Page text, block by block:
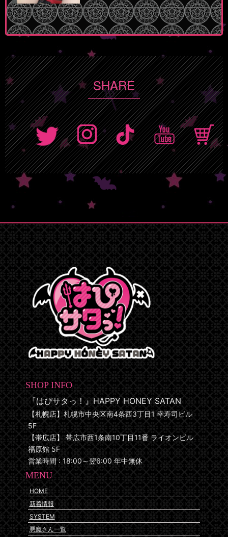
SHARE
SHOP INFO
『はぴサタっ！』HAPPY HONEY SATAN
【札幌店】札幌市中央区南4条西3丁目1 幸寿司ビル
5F
【帯広店】 帯広市西1条南10丁目11番 ライオンビル
福原館 5F
営業時間 : 18:00～翌6:00 年中無休
MENU
HOME
新着情報
SYSTEM
悪魔さん一覧